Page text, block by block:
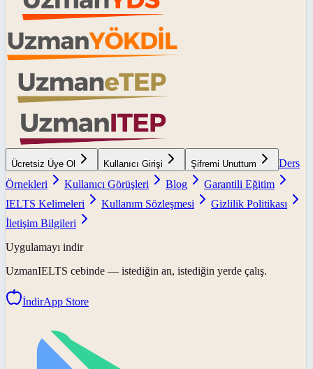
Ücretsiz Üye Ol Kullanıcı Girişi Şifremi Unuttum
Ders
Örnekleri
Kullanıcı Görüşleri Blog
Garantili Eğitim
IELTS Kelimeleri
Kullanım Sözleşmesi
Gizlilik Politikası
İletişim Bilgileri
Uygulamayı indir
UzmanIELTS cebinde — istediğin an, istediğin yerde çalış.
İndirApp Store